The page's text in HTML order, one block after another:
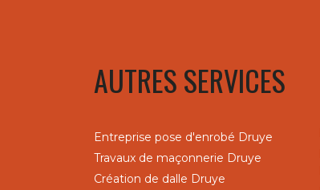
AUTRES SERVICES
Entreprise pose d'enrobé Druye
Travaux de maçonnerie Druye
Création de dalle Druye